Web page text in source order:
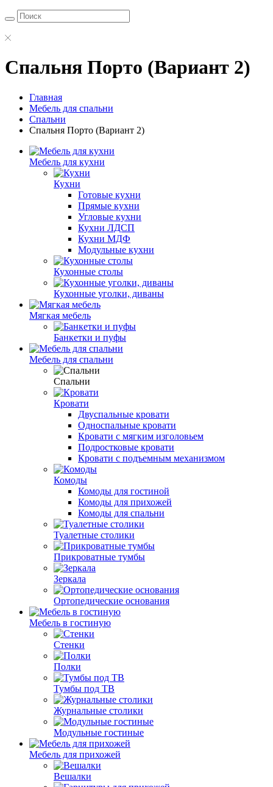
Спальня Порто (Вариант 2)
Главная
Мебель для спальни
Спальни
Спальня Порто (Вариант 2)
Мебель для кухни
Кухни
Готовые кухни
Прямые кухни
Угловые кухни
Кухни ЛДСП
Кухни МДФ
Модульные кухни
Кухонные столы
Кухонные уголки, диваны
Мягкая мебель
Банкетки и пуфы
Мебель для спальни
Спальни
Кровати
Двуспальные кровати
Односпальные кровати
Кровати с мягким изголовьем
Подростковые кровати
Кровати с подъемным механизмом
Комоды
Комоды для гостиной
Комоды для прихожей
Комоды для спальни
Туалетные столики
Прикроватные тумбы
Зеркала
Ортопедические основания
Мебель в гостиную
Стенки
Полки
Тумбы под ТВ
Журнальные столики
Модульные гостиные
Мебель для прихожей
Вешалки